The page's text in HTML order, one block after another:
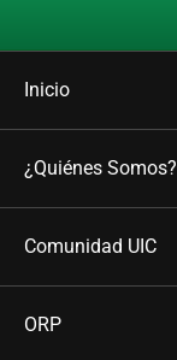
Inicio
¿Quiénes Somos?
Comunidad UIC
ORP